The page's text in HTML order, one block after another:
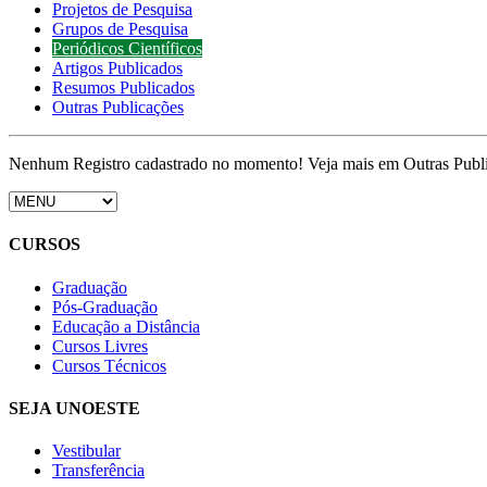
Projetos de Pesquisa
Grupos de Pesquisa
Periódicos Científicos
Artigos Publicados
Resumos Publicados
Outras Publicações
Nenhum Registro cadastrado no momento! Veja mais em Outras
CURSOS
Graduação
Pós-Graduação
Educação a Distância
Cursos Livres
Cursos Técnicos
SEJA UNOESTE
Vestibular
Transferência